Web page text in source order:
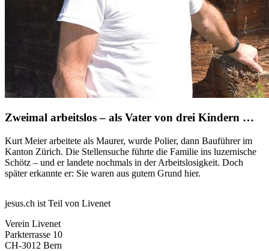
Zweimal arbeitslos – als Vater von drei Kindern …
Kurt Meier arbeitete als Maurer, wurde Polier, dann Bauführer im
Kanton Zürich. Die Stellensuche führte die Familie ins luzernische
Schötz – und er landete nochmals in der Arbeitslosigkeit. Doch
später erkannte er: Sie waren aus gutem Grund hier.
jesus.ch ist Teil von Livenet
Verein Livenet
Parkterrasse 10
CH-3012 Bern